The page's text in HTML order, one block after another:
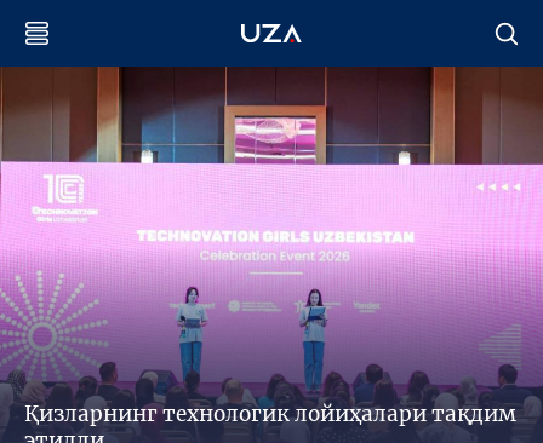
Қизларнинг технологик лойиҳалари тақдим